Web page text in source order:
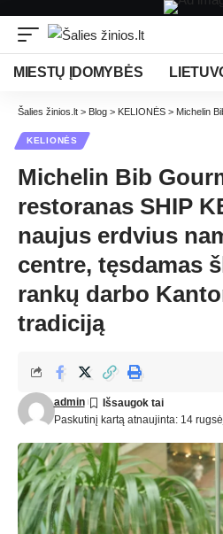
MIESTŲ ĮDOMYBĖS
Šalies žinios.lt > Blog > KELIONĖS > Michelin Bib Gourmand restoranas
KELIONĖS
Michelin Bib
restoranas SHIP
naujus erdvius
centre, tęsdamas
rankų darbo
tradiciją
Paskutinį kartą atnaujinta: 14
admin